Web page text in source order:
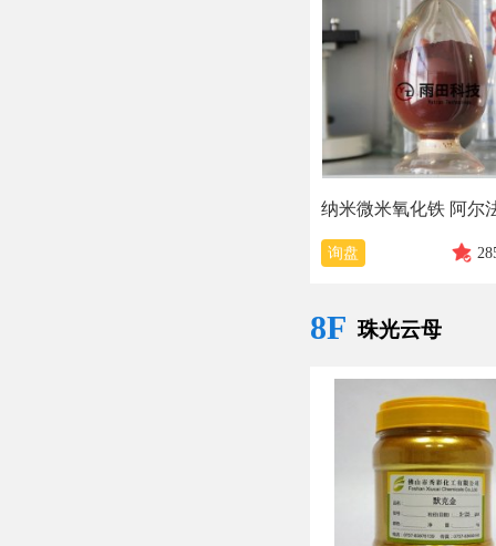
询盘
8F 珠光云母